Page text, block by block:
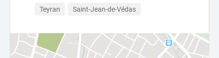
Teyran
Saint-Jean-de-Védas